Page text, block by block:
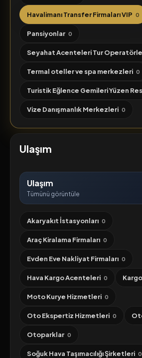
Havalimanı Transfer Firmaları VIP 0
Pansiyonlar 0
Seyahat Acenteleri Tur
Termal oteller ve spa merkezleri 0
Turistik Eğlence Gemileri Yüzen
Vize Danışmanlık Merkezleri 0
Ulaşım
Ulaşım
Tümünü görüntüle
Akaryakıt İstasyonları 0
Araç Kiralama Firmaları 0
Evden Eve Nakliyat Firmaları 0
Hava Kargo Acenteleri 0
Moto Kurye Hizmetleri 0
Oto Ekspertiz Hizmetleri 0
Otoparklar 0
Soğuk Hava Taşımacılığı Şirketleri 0